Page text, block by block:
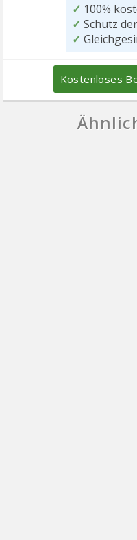
✓ 100%
✓ Schutz
✓
Kostenloses